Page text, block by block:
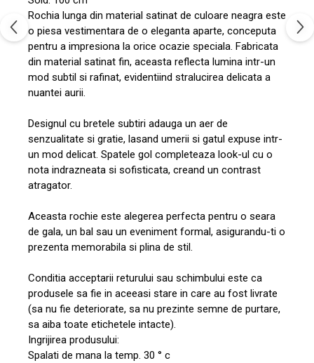
Rochia lunga din material satinat de culoare neagra este
o piesa vestimentara de o eleganta aparte, conceputa
pentru a impresiona la orice ocazie speciala. Fabricata
din material satinat fin, aceasta reflecta lumina intr-un
mod subtil si rafinat, evidentiind stralucirea delicata a
nuantei aurii.
Designul cu bretele subtiri adauga un aer de
senzualitate si gratie, lasand umerii si gatul expuse intr-
un mod delicat. Spatele gol completeaza look-ul cu o
nota indrazneata si sofisticata, creand un contrast
atragator.
Aceasta rochie este alegerea perfecta pentru o seara
de gala, un bal sau un eveniment formal, asigurandu-ti o
prezenta memorabila si plina de stil.
Conditia acceptarii returului sau schimbului este ca
produsele sa fie in aceeasi stare in care au fost livrate
(sa nu fie deteriorate, sa nu prezinte semne de purtare,
sa aiba toate etichetele intacte).
Ingrijirea produsului:
Spalati de mana la temp. 30 ° c